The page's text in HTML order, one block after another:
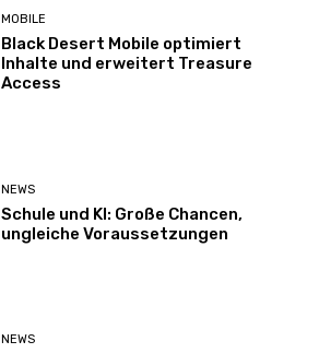
MOBILE
Black Desert Mobile optimiert
Inhalte und erweitert Treasure
Access
NEWS
Schule und KI: Große Chancen,
ungleiche Voraussetzungen
NEWS